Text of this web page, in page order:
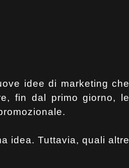
idee di marketing che
fin dal primo giorno, le
idea. Tuttavia, quali altre